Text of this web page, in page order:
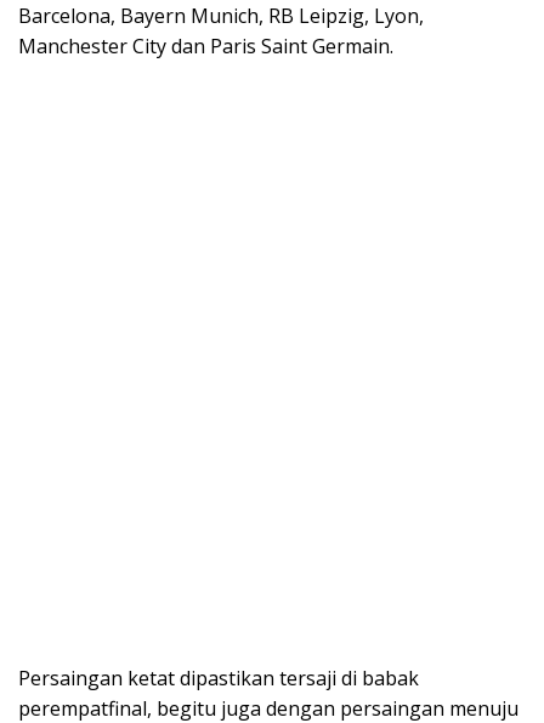
Barcelona, Bayern Munich, RB Leipzig, Lyon,
Manchester City dan Paris Saint Germain.
Persaingan ketat dipastikan tersaji di babak
perempatfinal, begitu juga dengan persaingan menuju